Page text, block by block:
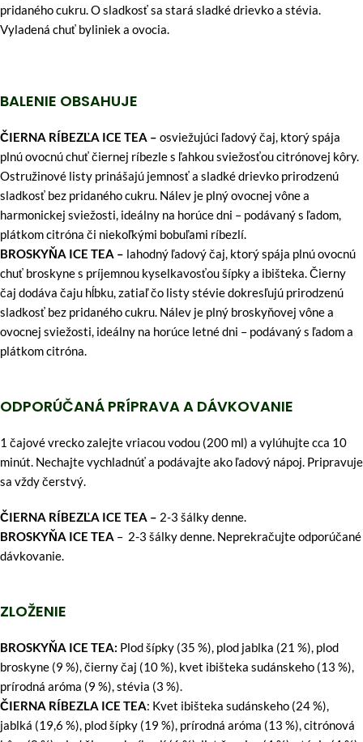
pridaného cukru. O sladkosť sa stará sladké drievko a stévia.
Vyladená chuť byliniek a ovocia.
BALENIE OBSAHUJE
ČIERNA RÍBEZĽA ICE TEA – osviežujúci ľadový čaj, ktorý spája
plnú ovocnú chuť čiernej ríbezle s ľahkou sviežosťou citrónovej kôry.
Ostružinové listy prinášajú jemnosť a sladké drievko prirodzenú
sladkosť bez pridaného cukru. Nálev je plný ovocnej vône a
harmonickej sviežosti, ideálny na horúce dni – podávaný s ľadom,
plátkom citróna či niekoľkými bobuľami ríbezlí.
BROSKYŇA ICE TEA – lahodný ľadový čaj, ktorý spája plnú ovocnú
chuť broskyne s príjemnou kyselkavosťou šípky a ibišteka. Čierny
čaj dodáva čaju hĺbku, zatiaľ čo listy stévie dokresľujú prirodzenú
sladkosť bez pridaného cukru. Nálev je plný broskyňovej vône a
ovocnej sviežosti, ideálny na horúce letné dni – podávaný s ľadom a
plátkom citróna.
ODPORÚČANÁ PRÍPRAVA A DÁVKOVANIE
1 čajové vrecko zalejte vriacou vodou (200 ml) a vylúhujte cca 10
minút. Nechajte vychladnúť a podávajte ako ľadový nápoj. Pripravuje
sa vždy čerstvý.
ČIERNA RÍBEZĽA ICE TEA – 2-3 šálky denne.
BROSKYŇA ICE TEA – 2-3 šálky denne. Neprekračujte odporúčané
dávkovanie.
ZLOŽENIE
BROSKYŇA ICE TEA: Plod šípky (35 %), plod jablka (21 %), plod
broskyne (9 %), čierny čaj (10 %), kvet ibišteka sudánskeho (13 %),
prírodná aróma (9 %), stévia (3 %).
ČIERNA RÍBEZLA ICE TEA: Kvet ibišteka sudánskeho (24 %),
jablká (19,6 %), plod šípky (19 %), prírodná aróma (13 %), citrónová